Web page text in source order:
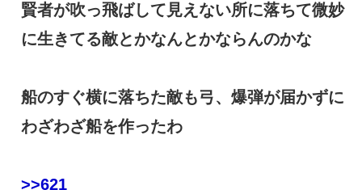
賢者が吹っ飛ばして見えない所に落ちて微妙
に生きてる敵とかなんとかならんのかな
船のすぐ横に落ちた敵も弓、爆弾が届かずに
わざわざ船を作ったわ
>>621